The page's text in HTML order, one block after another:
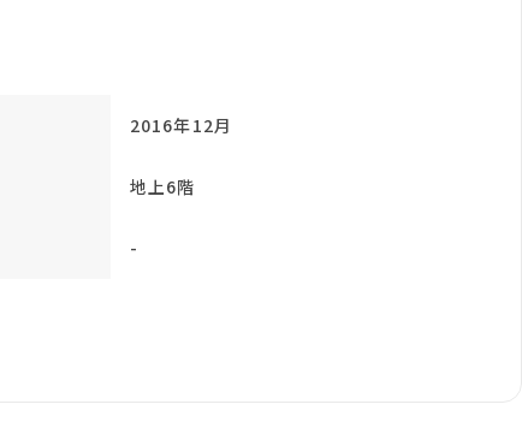
2016年12月
地上6階
-